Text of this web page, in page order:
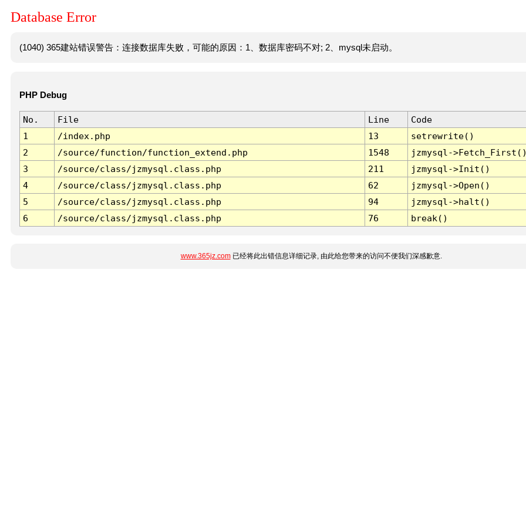
Database Error
(1040) 365建站错误警告：连接数据库失败，可能的原因：1、数据库密码不对; 2、mysql未启动。
PHP Debug
No. File Line
Code
1
/index.php 13
setrewrite()
2
/source/function/function_extend.php 1548
jzmysql-
3
/source/class/jzmysql.class.php 211
jzmysql->Init()
4
/source/class/jzmysql.class.php 62
jzmysql->Open()
5
/source/class/jzmysql.class.php 94
jzmysql->halt()
6
/source/class/jzmysql.class.php 76 break()
www.365jz.com已经将此出错信息详细记录, 由此给您带来的访问不便我们深感歉意.